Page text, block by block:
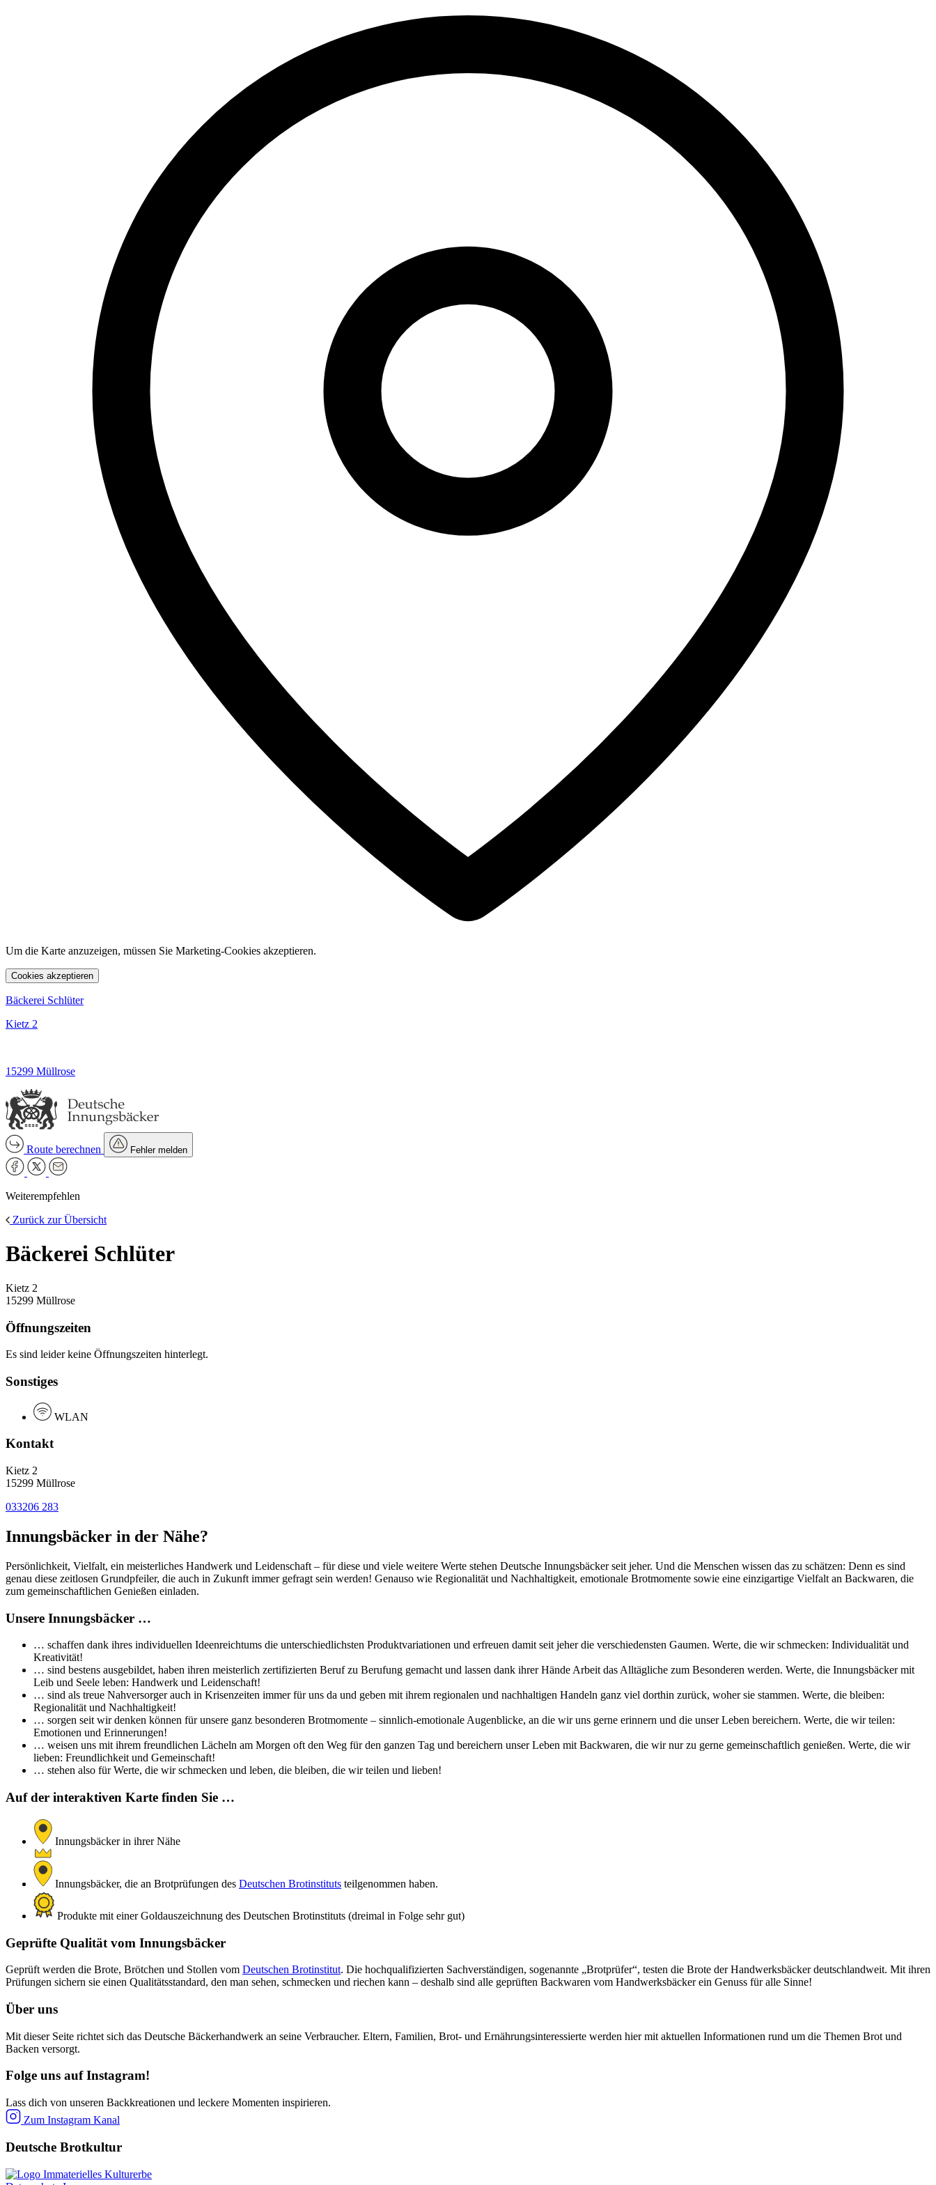
Um die Karte anzuzeigen, müssen Sie Marketing-Cookies akzeptieren.
Cookies akzeptieren
Bäckerei Schlüter
Kietz 2
15299 Müllrose
Route berechnen Fehler melden
Weiterempfehlen
Zurück zur Übersicht
Bäckerei Schlüter
Kietz 2
15299 Müllrose
Öffnungszeiten
Es sind leider keine Öffnungszeiten hinterlegt.
Sonstiges
WLAN
Kontakt
Kietz 2
15299 Müllrose
033206 283
Innungsbäcker in der Nähe?
Persönlichkeit, Vielfalt, ein meisterliches Handwerk und Leidenschaft – für diese und viele weitere Werte stehen Deutsche Innungsbäcker seit jeher. Und die Menschen wissen das zu schätzen: Denn es sind
genau diese zeitlosen Grundpfeiler, die auch in Zukunft immer gefragt sein werden! Genauso wie Regionalität und Nachhaltigkeit, emotionale Brotmomente sowie eine einzigartige Vielfalt an Backwaren, die
zum gemeinschaftlichen Genießen einladen.
Unsere Innungsbäcker …
… schaffen dank ihres individuellen Ideenreichtums die unterschiedlichsten Produktvariationen und erfreuen damit seit jeher die verschiedensten Gaumen. Werte, die wir schmecken: Individualität und
Kreativität!
… sind bestens ausgebildet, haben ihren meisterlich zertifizierten Beruf zu Berufung gemacht und lassen dank ihrer Hände Arbeit das Alltägliche zum Besonderen werden. Werte, die Innungsbäcker mit
Leib und Seele leben: Handwerk und Leidenschaft!
… sind als treue Nahversorger auch in Krisenzeiten immer für uns da und geben mit ihrem regionalen und nachhaltigen Handeln ganz viel dorthin zurück, woher sie stammen. Werte, die bleiben:
Regionalität und Nachhaltigkeit!
… sorgen seit wir denken können für unsere ganz besonderen Brotmomente – sinnlich-emotionale Augenblicke, an die wir uns gerne erinnern und die unser Leben bereichern. Werte, die wir teilen:
Emotionen und Erinnerungen!
… weisen uns mit ihrem freundlichen Lächeln am Morgen oft den Weg für den ganzen Tag und bereichern unser Leben mit Backwaren, die wir nur zu gerne gemeinschaftlich genießen. Werte, die wir
lieben: Freundlichkeit und Gemeinschaft!
… stehen also für Werte, die wir schmecken und leben, die bleiben, die wir teilen und lieben!
Auf der interaktiven Karte finden Sie …
Innungsbäcker in ihrer Nähe
Innungsbäcker, die an Brotprüfungen des Deutschen Brotinstituts teilgenommen haben.
Produkte mit einer Goldauszeichnung des Deutschen Brotinstituts (dreimal in Folge sehr gut)
Geprüfte Qualität vom Innungsbäcker
Geprüft werden die Brote, Brötchen und Stollen vom Deutschen Brotinstitut. Die hochqualifizierten Sachverständigen, sogenannte „Brotprüfer“, testen die Brote der Handwerksbäcker deutschlandweit. Mit ihren
Prüfungen sichern sie einen Qualitätsstandard, den man sehen, schmecken und riechen kann – deshalb sind alle geprüften Backwaren vom Handwerksbäcker ein Genuss für alle Sinne!
Über uns
Mit dieser Seite richtet sich das Deutsche Bäckerhandwerk an seine Verbraucher. Eltern, Familien, Brot- und Ernährungsinteressierte werden hier mit aktuellen Informationen rund um die Themen Brot und
Backen versorgt.
Folge uns auf Instagram!
Lass dich von unseren Backkreationen und leckere Momenten inspirieren.
Zum Instagram Kanal
Deutsche Brotkultur